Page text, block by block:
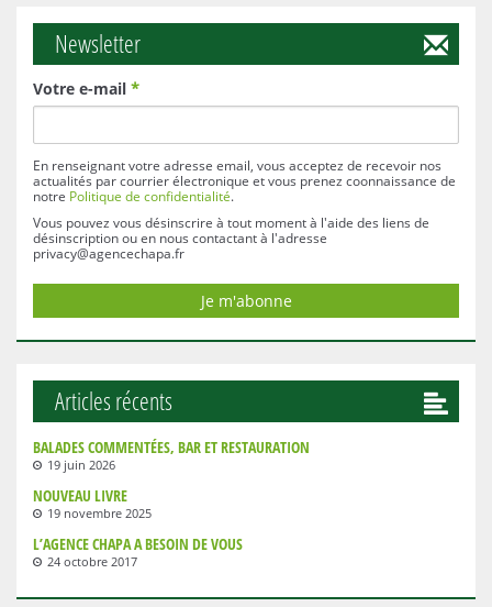
Newsletter
Votre e-mail *
En renseignant votre adresse email, vous acceptez de recevoir nos
actualités par courrier électronique et vous prenez coonnaissance de
notre Politique de confidentialité.
Vous pouvez vous désinscrire à tout moment à l'aide des liens de
désinscription ou en nous contactant à l'adresse
privacy@agencechapa.fr
Articles récents
BALADES COMMENTÉES, BAR ET RESTAURATION
19 juin 2026
NOUVEAU LIVRE
19 novembre 2025
L’AGENCE CHAPA A BESOIN DE VOUS
24 octobre 2017